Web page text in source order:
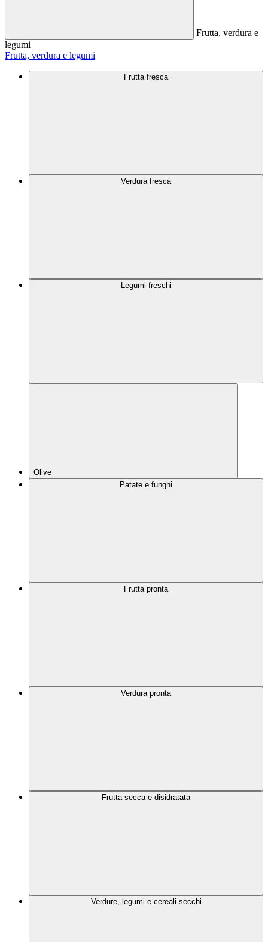
Frutta, verdura e
legumi
Frutta, verdura e legumi
Frutta fresca
Verdura fresca
Legumi freschi
Olive
Patate e funghi
Frutta pronta
Verdura pronta
Frutta secca e disidratata
Verdure, legumi e cereali secchi